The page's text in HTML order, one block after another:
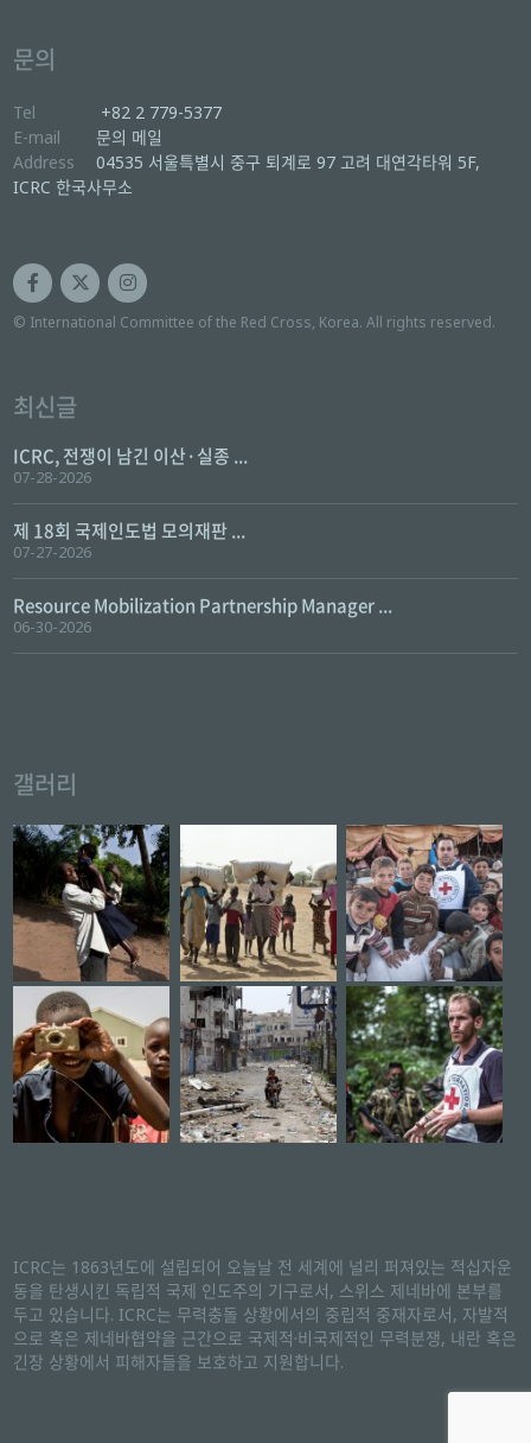
문의
Tel
+82 2 779-5377
E-mail
문의 메일
Address
04535 서울특별시 중구 퇴계로 97 고려 대연각타워 5F,
ICRC 한국사무소
© International Committee of the Red Cross, Korea. All rights reserved.
최신글
ICRC, 전쟁이 남긴 이산·실종 ...
07-28-2026
제 18회 국제인도법 모의재판 ...
07-27-2026
Resource Mobilization Partnership Manager ...
06-30-2026
갤러리
ICRC는 1863년도에 설립되어 오늘날 전 세계에 널리 퍼져있는 적십자운
동을 탄생시킨 독립적 국제 인도주의 기구로서, 스위스 제네바에 본부를
두고 있습니다. ICRC는 무력충돌 상황에서의 중립적 중재자로서, 자발적
으로 혹은 제네바협약을 근간으로 국제적·비국제적인 무력분쟁, 내란 혹은
긴장 상황에서 피해자들을 보호하고 지원합니다.